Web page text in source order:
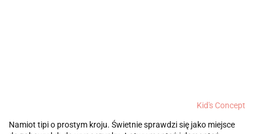
Kid's Concept
Namiot tipi o prostym kroju. Świetnie sprawdzi się jako miejsce